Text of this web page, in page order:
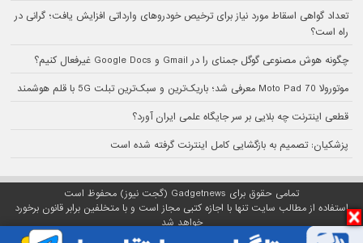
تعداد گواهی اسقاط مورد نیاز برای ترخیص خودروهای وارداتی افزایش یافت؛ گرانی در
راه است؟
چگونه هوش مصنوعی گوگل جمنای را در Gmail و Google Docs غیرفعال کنیم؟
موتورولا Moto Pad 70 معرفی شد؛ باریک‌ترین و سبک‌ترین تبلت 5G با قلم هوشمند
قطعی اینترنت چه بلایی بر سر جایگاه علمی ایران آورد؟
پزشکیان: تصمیم به بازگشایی کامل اینترنت گرفته شده است
تمامی حقوق برای Gadgetnews (گجت نیوز) محفوظ است
استفاده از مطالب سایت تنها با اجازه کتبی مجاز است و با متخلفین برابر قانون برخورد
خواهد شد
پلتفرم گجت نیوز روی
سرور اختصاصیمبین هاست میزبانی می‌شود